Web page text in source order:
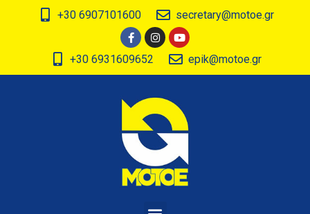
+30 6907101600 secretary@motoe.gr
+30 6931609652 epik@motoe.gr